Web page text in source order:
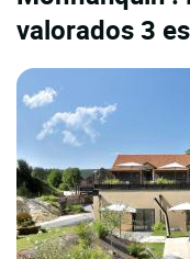
valorados 3